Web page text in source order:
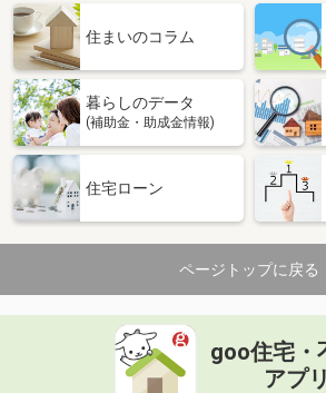
住まいのコラム
暮らしのデータ
(補助金・助成金情報)
住宅ローン
ページトップに戻る
goo住宅・
アプリ